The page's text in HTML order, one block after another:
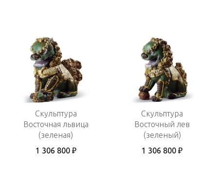
Скульптура
Восточная львица
(зеленая)
1 306 800 ₽
Скульптура
Восточный лев
(зеленый)
1 306 800 ₽